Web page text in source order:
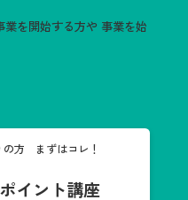
業を開始する方や 事業を始
の方 まずはコレ！
イント講座